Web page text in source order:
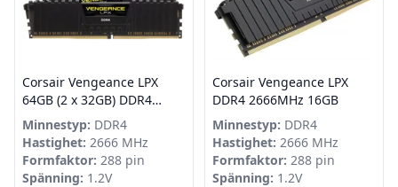
Corsair Vengeance LPX
64GB (2 x 32GB) DDR4
2666MHz
Minnestyp: DDR4
Hastighet: 2666 MHz
Formfaktor: 288 pin
Spänning: 1.2V
Corsair Vengeance LPX
DDR4 2666MHz 16GB
Minnestyp: DDR4
Hastighet: 2666 MHz
Formfaktor: 288 pin
Spänning: 1.2V